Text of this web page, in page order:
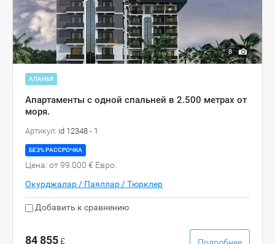
8
АЛАНЬЯ
Апартаменты с одной спальней в 2.500 метрах от
моря.
Артикул: id 12348 - 1
БЕЗ% РАССРОЧКА
Цена: от 99.000 € Евро.
Окурджалар / Паяллар / Тюрклер
Добавить к сравнению
84 855£